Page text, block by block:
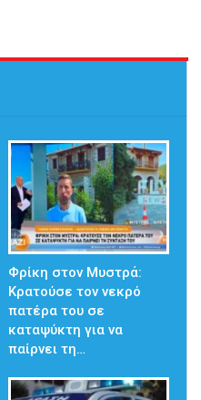
Φρίκη στον Μυστρά:
Κρατούσε τον νεκρό
πατέρα του σε
καταψύκτη για να
παίρνει τη…